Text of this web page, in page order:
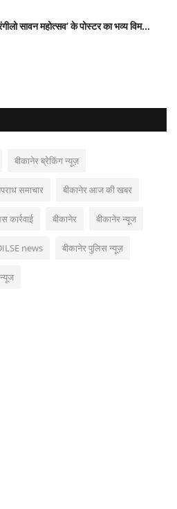
सावन महोत्सव’ के पोस्टर का भव्य विम...
बीकानेर ब्रेकिंग न्यूज़
समाचार बीकानेर आज की खबर
कार्रवाई बीकानेर बीकानेर न्यूज
news बीकानेर पुलिस न्यूज़